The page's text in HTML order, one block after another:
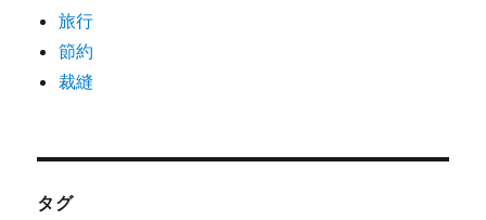
旅行
節約
裁縫
タグ